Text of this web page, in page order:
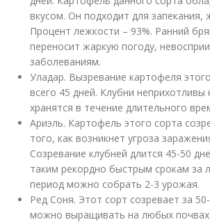
вкусом. Он подходит для запекания,
Процент лежкости – 93%. Ранний
переносит жаркую погоду,
заболеваниям.
Уладар. Вызревание картофеля
всего 45 дней. Клубни неприхотливы
хранятся в течение длительного
Ариэль. Картофель этого сорта
того, как возникнет угроза
Созревание клубней длится 45-50
таким рекордно быстрым срокам за
период можно собрать 2-3 урожая.
Ред Соня. Этот сорт созревает за
можно выращивать на любых